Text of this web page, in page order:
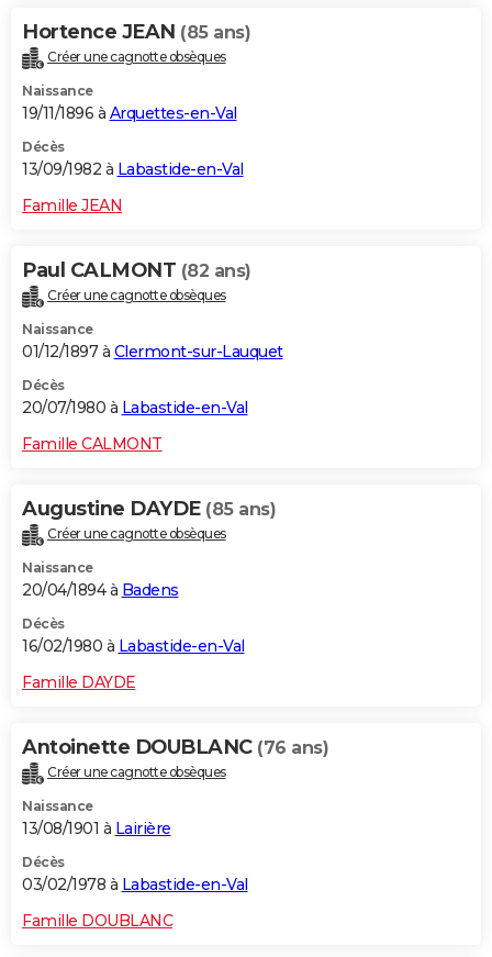
Hortence JEAN (85 ans)
Créer une cagnotte obsèques
Naissance
19/11/1896 à Arquettes-en-Val
Décès
13/09/1982 à Labastide-en-Val
Famille JEAN
Paul CALMONT (82 ans)
Créer une cagnotte obsèques
Naissance
01/12/1897 à Clermont-sur-Lauquet
Décès
20/07/1980 à Labastide-en-Val
Famille CALMONT
Augustine DAYDE (85 ans)
Créer une cagnotte obsèques
Naissance
20/04/1894 à Badens
Décès
16/02/1980 à Labastide-en-Val
Famille DAYDE
Antoinette DOUBLANC (76 ans)
Créer une cagnotte obsèques
Naissance
13/08/1901 à Lairière
Décès
03/02/1978 à Labastide-en-Val
Famille DOUBLANC